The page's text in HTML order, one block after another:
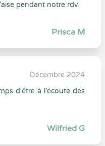
pendant notre rdv.
Prisca M
Décembre 2024
d'être à l'écoute des
Wilfried G